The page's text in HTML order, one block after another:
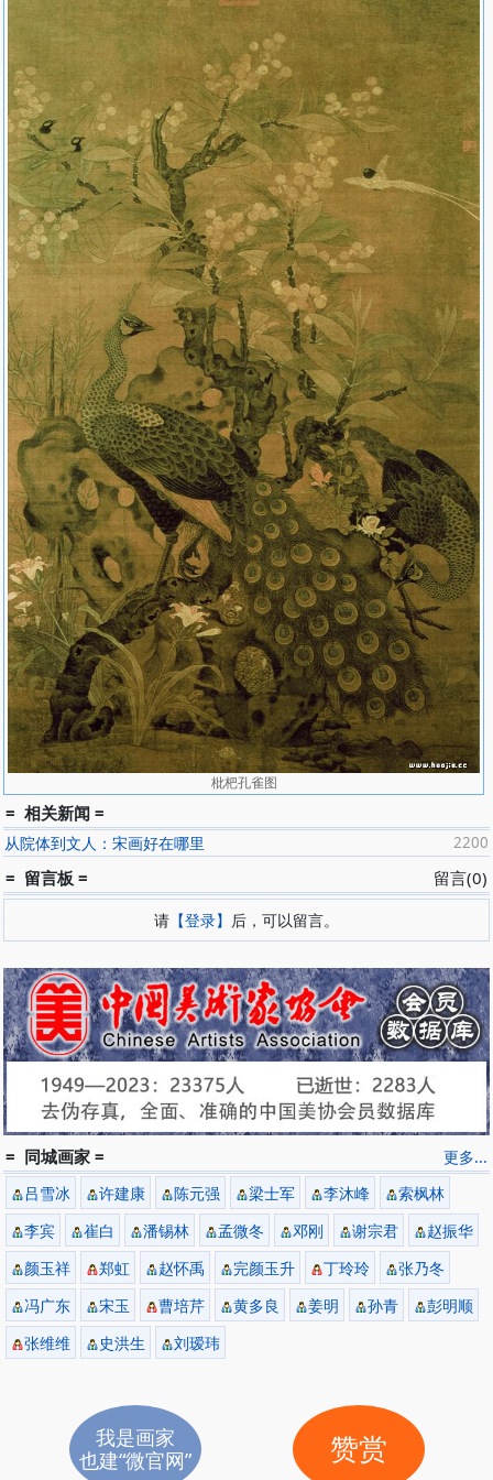
枇杷孔雀图
= 相关新闻 =
2200
从院体到文人：宋画好在哪里
留言(0)
= 留言板 =
请 【登录】 后，可以留言。
更多...
= 同城画家 =
吕雪冰 许建康 陈元强 梁士军 李沐峰
索枫林
李宾
崔白 潘锡林 孟微冬 邓刚 谢宗君
赵振华
颜玉祥
郑虹 赵怀禹 完颜玉升 丁玲玲
张乃冬
冯广东
宋玉 曹培芹 黄多良 姜明 孙青
彭明顺
张维维
史洪生 刘瑷玮
我是画家
也建“微官网”
赞赏